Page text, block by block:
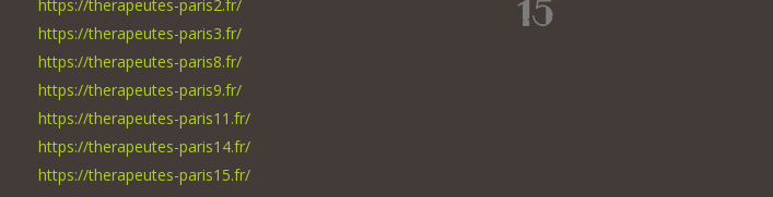
https://therapeutes-paris2.fr/
https://therapeutes-paris3.fr/
https://therapeutes-paris8.fr/
https://therapeutes-paris9.fr/
https://therapeutes-paris11.fr/
https://therapeutes-paris14.fr/
https://therapeutes-paris15.fr/